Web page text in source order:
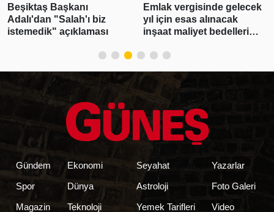
Beşiktaş Başkanı
Adalı'dan "Salah'ı biz
istemedik" açıklaması
Emlak vergisinde gelecek
yıl için esas alınacak
inşaat maliyet bedelleri
Gündem
Spor
Magazin
Ekonomi
Dünya
Teknoloji
Seyahat
Astroloji
Yemek Tarifleri
Yazarlar
Foto Galeri
Video